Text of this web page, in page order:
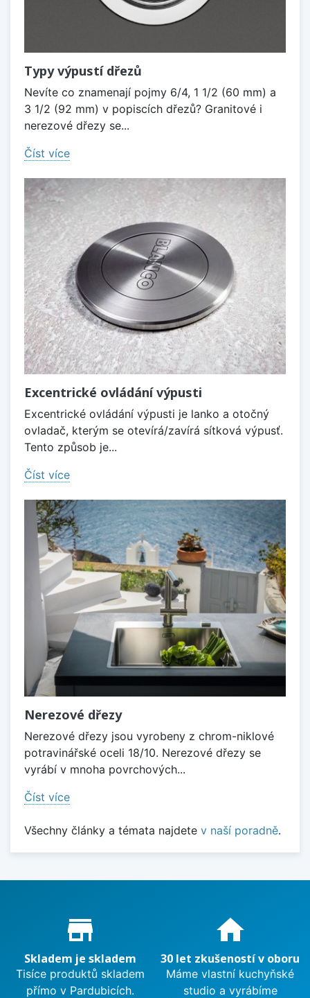
Typy výpustí dřezů
Nevíte co znamenají pojmy 6/4, 1 1/2 (60 mm) a
3 1/2 (92 mm) v popiscích dřezů? Granitové i
nerezové dřezy se...
Číst více
Excentrické ovládání výpusti
Excentrické ovládání výpusti je lanko a otočný
ovladač, kterým se otevírá/zavírá sítková výpusť.
Tento způsob je...
Číst více
Nerezové dřezy
Nerezové dřezy jsou vyrobeny z chrom-niklové
potravinářské oceli 18/10. Nerezové dřezy se
vyrábí v mnoha povrchových...
Číst více
Všechny články a témata najdete v naší poradně.
Proč nakupovat u nás?
store_mall_directory
Skladem je skladem
Tisíce produktů skladem
přímo v Pardubicích.
home
30 let zkušeností v oboru
Máme vlastní kuchyňské
studio a vyrábíme